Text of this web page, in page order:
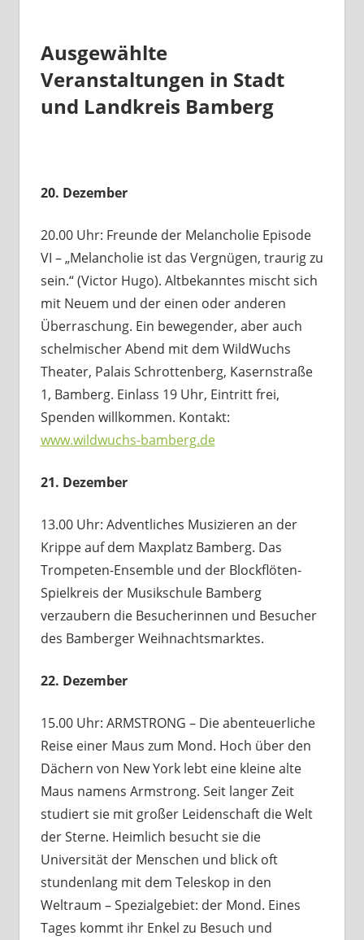
Ausgewählte
Veranstaltungen in Stadt
und Landkreis Bamberg
20. Dezember
20.00 Uhr: Freunde der Melancholie Episode
VI – „Melancholie ist das Vergnügen, traurig zu
sein.“ (Victor Hugo). Altbekanntes mischt sich
mit Neuem und der einen oder anderen
Überraschung. Ein bewegender, aber auch
schelmischer Abend mit dem WildWuchs
Theater, Palais Schrottenberg, Kasernstraße
1, Bamberg. Einlass 19 Uhr, Eintritt frei,
Spenden willkommen. Kontakt:
www.wildwuchs-bamberg.de
21. Dezember
13.00 Uhr: Adventliches Musizieren an der
Krippe auf dem Maxplatz Bamberg. Das
Trompeten-Ensemble und der Blockflöten-
Spielkreis der Musikschule Bamberg
verzaubern die Besucherinnen und Besucher
des Bamberger Weihnachtsmarktes.
22. Dezember
15.00 Uhr: ARMSTRONG – Die abenteuerliche
Reise einer Maus zum Mond. Hoch über den
Dächern von New York lebt eine kleine alte
Maus namens Armstrong. Seit langer Zeit
studiert sie mit großer Leidenschaft die Welt
der Sterne. Heimlich besucht sie die
Universität der Menschen und blick oft
stundenlang mit dem Teleskop in den
Weltraum – Spezialgebiet: der Mond. Eines
Tages kommt ihr Enkel zu Besuch und